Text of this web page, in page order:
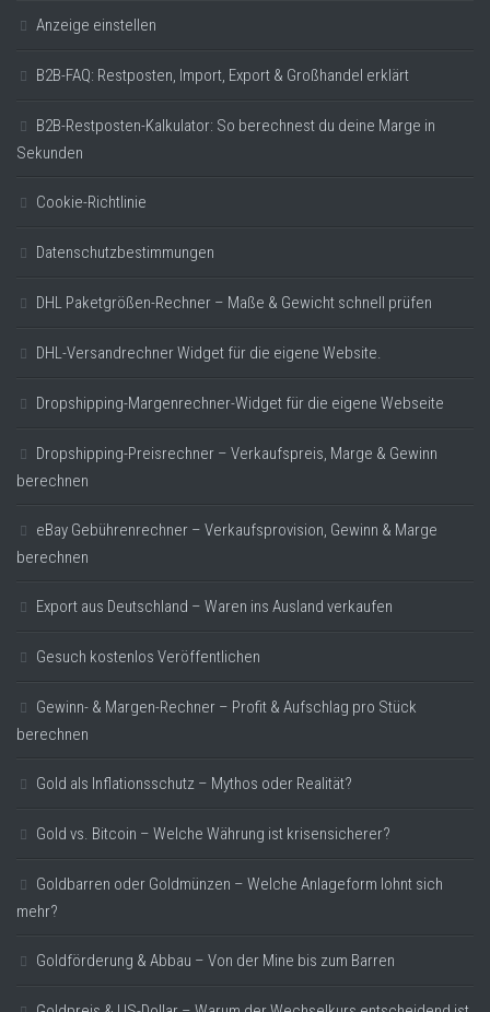
Anzeige einstellen
B2B-FAQ: Restposten, Import, Export & Großhandel erklärt
B2B-Restposten-Kalkulator: So berechnest du deine Marge in
Sekunden
Cookie-Richtlinie
Datenschutzbestimmungen
DHL Paketgrößen-Rechner – Maße & Gewicht schnell prüfen
DHL-Versandrechner Widget für die eigene Website.
Dropshipping-Margenrechner-Widget für die eigene Webseite
Dropshipping-Preisrechner – Verkaufspreis, Marge & Gewinn
berechnen
eBay Gebührenrechner – Verkaufsprovision, Gewinn & Marge
berechnen
Export aus Deutschland – Waren ins Ausland verkaufen
Gesuch kostenlos Veröffentlichen
Gewinn- & Margen-Rechner – Profit & Aufschlag pro Stück
berechnen
Gold als Inflationsschutz – Mythos oder Realität?
Gold vs. Bitcoin – Welche Währung ist krisensicherer?
Goldbarren oder Goldmünzen – Welche Anlageform lohnt sich
mehr?
Goldförderung & Abbau – Von der Mine bis zum Barren